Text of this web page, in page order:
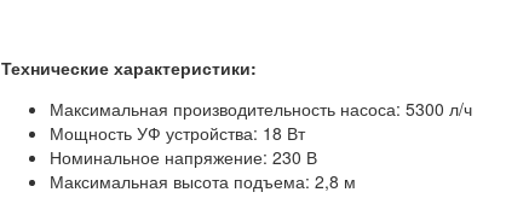
Технические характеристики:
Максимальная производительность насоса: 5300 л/ч
Мощность УФ устройства: 18 Вт
Номинальное напряжение: 230 В
Максимальная высота подъема: 2,8 м